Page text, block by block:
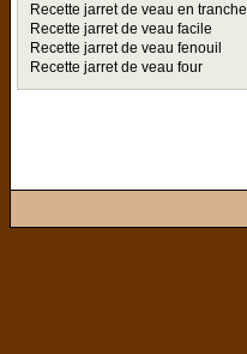
Recette jarret de veau en tranche
Recette jarret de veau facile
Recette jarret de veau fenouil
Recette jarret de veau four